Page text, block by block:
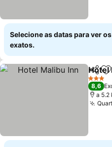
Selecione as datas para ver
exatos.
Hotel
3 Estrelas
8,6
a 5.2